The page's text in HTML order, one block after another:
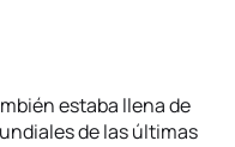
estaba llena de
de las últimas